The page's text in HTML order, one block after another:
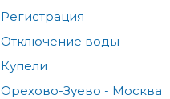
Регистрация
Отключение воды
Купели
Орехово-Зуево - Москва